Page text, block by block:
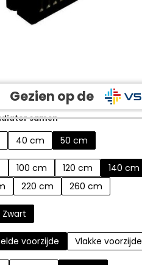
Gezien op de
samen
40 cm 50 cm
100 cm 120 cm 140 cm
220 cm 260 cm
Zwart
voorzijde Vlakke voorzijde